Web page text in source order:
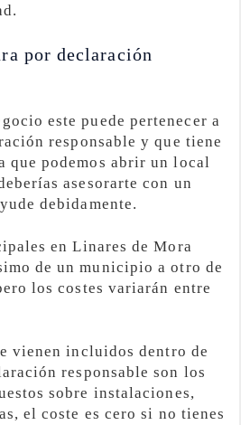
por declaración
este puede pertenecer a
responsable y que tiene
que podemos abrir un local
asesorarte con un
debidamente.
en Linares de Mora
de un municipio a otro de
los costes variarán entre
vienen incluidos dentro de
responsable son los
sobre instalaciones,
el coste es cero si no tienes